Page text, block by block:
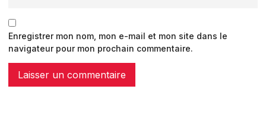
Enregistrer mon nom, mon e-mail et mon site dans le
navigateur pour mon prochain commentaire.